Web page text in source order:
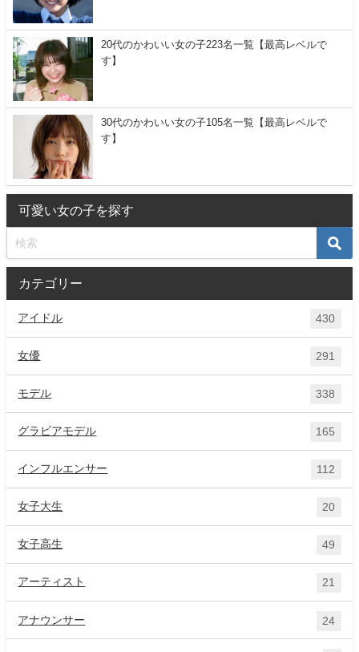
20代のかわいい女の子223名一覧【最高レベルで
す】
30代のかわいい女の子105名一覧【最高レベルで
す】
可愛い女の子を探す
カテゴリー
アイドル 430
女優 291
モデル 338
グラビアモデル 165
インフルエンサー 112
女子大生 20
女子高生 49
アーティスト 21
アナウンサー 24